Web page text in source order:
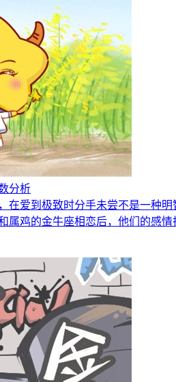
分析
在爱到极致时分手未尝不是一种
属鸡的金牛座相恋后，他们的感情